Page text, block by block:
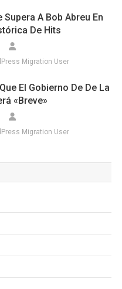
Supera A Bob Abreu En
De Hits
Migration User
El Gobierno De De La
«breve»
Migration User